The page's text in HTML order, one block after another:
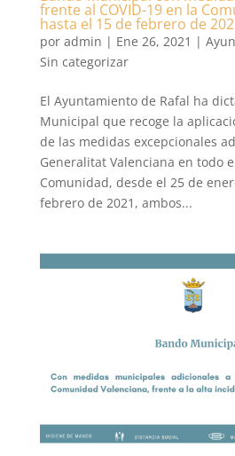
frente al COVID-19 en la
hasta el 15 de febrero de
por admin | Ene 26, 2021 |
Sin categorizar
El Ayuntamiento de Rafal ha
Municipal que recoge la
de las medidas excepcionales
Generalitat Valenciana en todo
Comunidad, desde el 25 de
febrero de 2021, ambos...